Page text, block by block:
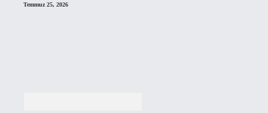
Temmuz 25, 2026